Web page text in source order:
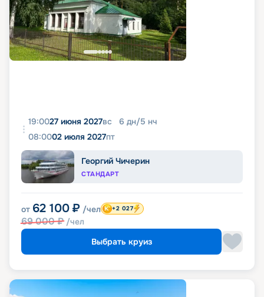
19:0027 июня 2027вс 6 дн/5 нч
08:0002 июля 2027пт
Георгий Чичерин
СТАНДАРТ
от 62 100 ₽ /чел
69 000₽ /чел
+2 027
Выбрать круиз